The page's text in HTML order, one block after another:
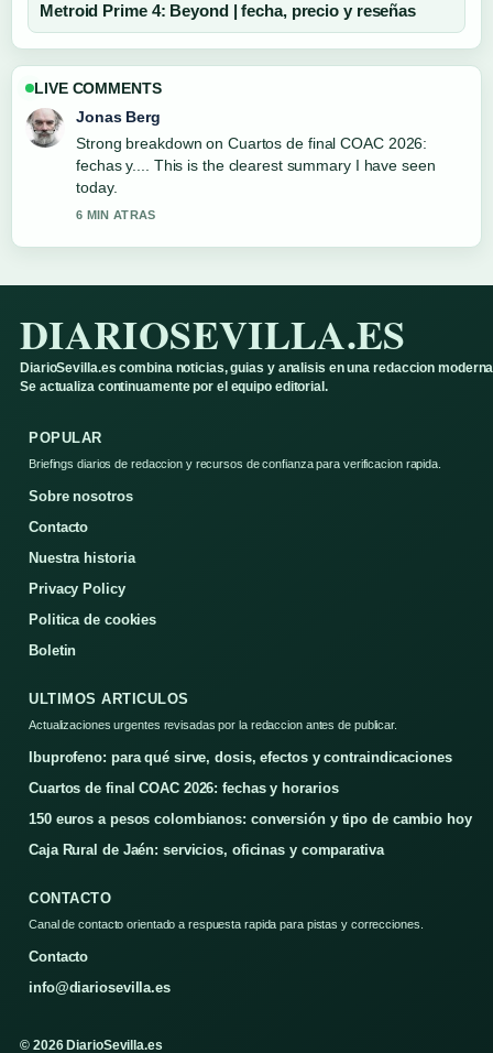
Metroid Prime 4: Beyond | fecha, precio y reseñas
LIVE COMMENTS
Jonas Berg
Strong breakdown on Cuartos de final COAC 2026:
fechas y.... This is the clearest summary I have seen
today.
6 MIN ATRAS
DIARIOSEVILLA.ES
DiarioSevilla.es combina noticias, guias y analisis en una redaccion
Se actualiza continuamente por el equipo editorial.
POPULAR
Briefings diarios de redaccion y recursos de confianza para verificacion rapida.
Sobre nosotros
Contacto
Nuestra historia
Privacy Policy
Politica de cookies
Boletin
ULTIMOS ARTICULOS
Actualizaciones urgentes revisadas por la redaccion antes de publicar.
Ibuprofeno: para qué sirve, dosis, efectos y contraindicaciones
Cuartos de final COAC 2026: fechas y horarios
150 euros a pesos colombianos: conversión y tipo de cambio hoy
Caja Rural de Jaén: servicios, oficinas y comparativa
CONTACTO
Canal de contacto orientado a respuesta rapida para pistas y correcciones.
Contacto
info@diariosevilla.es
© 2026 DiarioSevilla.es